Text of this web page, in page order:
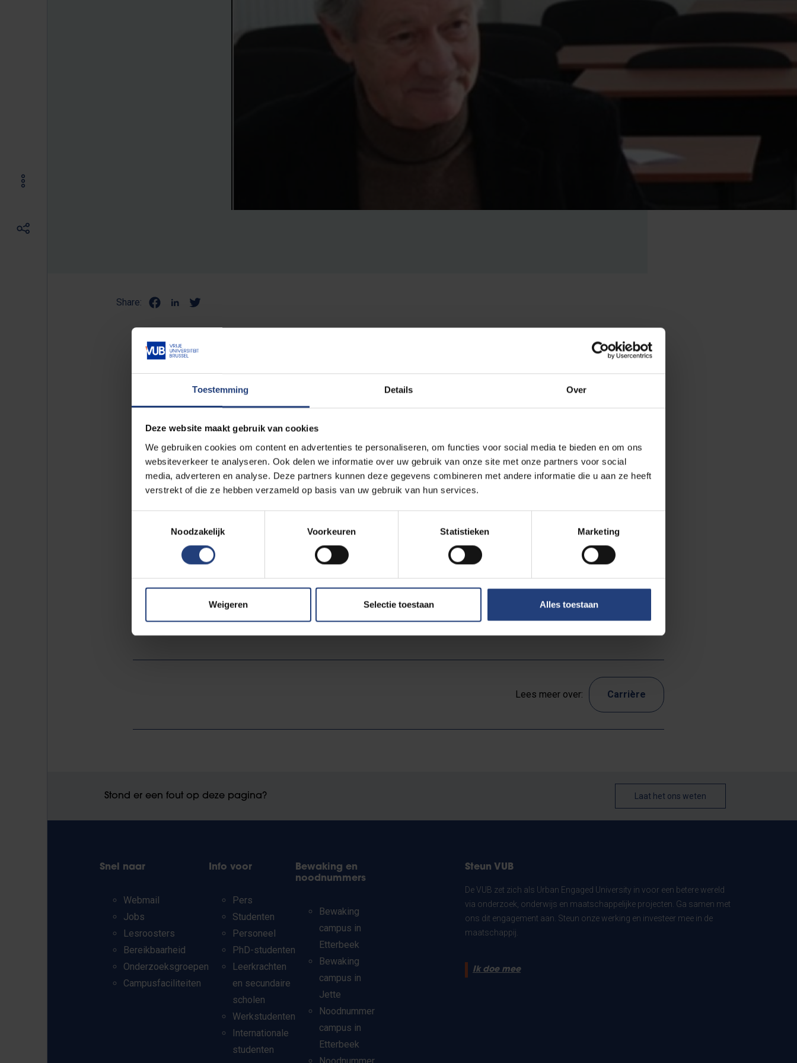
Toestemming Details Over
Deze website maakt gebruik van cookies
We gebruiken cookies om content en advertenties te personaliseren, om functies voor social media te bieden en om ons
websiteverkeer te analyseren. Ook delen we informatie over uw gebruik van onze site met onze partners voor social
media, adverteren en analyse. Deze partners kunnen deze gegevens combineren met andere informatie die u aan ze heeft
verstrekt of die ze hebben verzameld op basis van uw gebruik van hun services.
Noodzakelijk
Voorkeuren Statistieken Marketing
Weigeren Selectie toestaan Alles toestaan
Share:
Tijdens de uitreiking van het eredoctoraat werd Jacques Vilrokx, die als academicus een grote
expertise uitbouwde op het gebied van sociaal onderzoek, horeca en loononderhandelingen,
geprezen als een van de sleutelfiguren in het onderwijsveld van Europa en de haar omringende
landen.
Hij kreeg eveneens veel lof voor zijn inspanningen als promotor of partner van talrijke internationale
samenwerkingsverbanden tussen West-Europese universiteiten en hun tegenhangers in Oost-
Europa, Centraal-Azië en de zogenaamde EU Eastern Partnerships Countries.
Jacques Vilrokx stond aan de wieg van een tweejarig masterprogramma in ‘European Integration
and Georgian Employment Relations’ (EIGER), dat wordt georganiseerd door de Caucasus
University, de Georgian American University en de Tbilisi State University. Hij was tevens mede-
oprichter van IREC, het European industrial relations network, en Fellow bij “Forecasting and
Assessment of Science and Technology” (FAST), een adviesgroep ten dienste van Jacques Delors,
voormalig voorzitter van de Europese Commissie.
Lees meer over: Carrière
Stond er een fout op deze pagina? Laat het ons weten
Snel naar
Webmail
Jobs
Lesroosters
Bereikbaarheid
Onderzoeksgroepen
Campusfaciliteiten
Info voor
Pers
Studenten
Personeel
PhD-studenten
Leerkrachten
en secundaire
scholen
Werkstudenten
Internationale
studenten
Bewaking en
noodnummers
Bewaking
campus in
Etterbeek
Bewaking
campus in
Jette
Noodnummer
campus in
Etterbeek
Steun VUB
De VUB zet zich als Urban Engaged University in voor een betere wereld
via onderzoek, onderwijs en maatschappelijke projecten. Ga samen met
ons dit engagement aan. Steun onze werking en investeer mee in de
maatschappij.
Ik doe mee